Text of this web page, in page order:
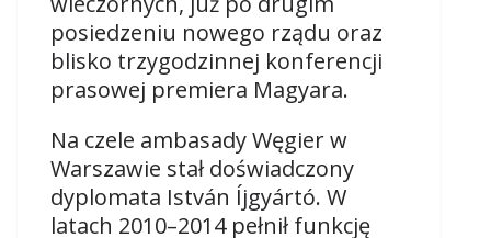
posiedzeniu nowego rządu oraz
blisko trzygodzinnej konferencji
prasowej premiera Magyara.
Na czele ambasady Węgier w
Warszawie stał doświadczony
dyplomata István Íjgyártó. W
latach 2010–2014 pełnił funkcję